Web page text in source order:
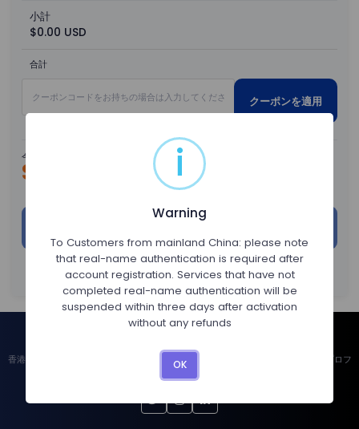
i
Warning
To Customers from mainland China: please note
that real-name authentication is required after
account registration. Services that have not
completed real-name authentication will be
suspended within three days after activation
without any refunds
OK
小計
$0.00 USD
合計
クーポンを適用
今回のお支払い金額
$0.00 USD
他のサービスを追加する
香港、台湾、日本、南アフリカ、米国などでクラウドと専用サーバーを提供するプロフ
ェッショナルな事業者です。